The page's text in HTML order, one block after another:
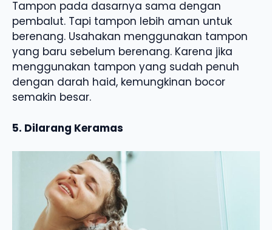
Tampon pada dasarnya sama dengan
pembalut. Tapi tampon lebih aman untuk
berenang. Usahakan menggunakan tampon
yang baru sebelum berenang. Karena jika
menggunakan tampon yang sudah penuh
dengan darah haid, kemungkinan bocor
semakin besar.
5. Dilarang Keramas